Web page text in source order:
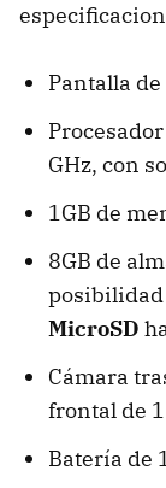
Pantalla
GHz, con
1GB de
8GB de
posibilidad
MicroSD
Cámara
frontal de
Batería de